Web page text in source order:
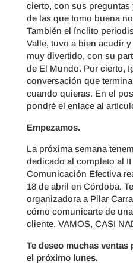
cierto, con sus
de las que tomo buena
También el ínclito
Valle, tuvo a bien acudir
muy divertido, con su
de El Mundo. Por cierto,
conversación que
cuando quieras. En el
pondré el enlace al
Empezamos.
La próxima semana
dedicado al completo al
Comunicación Efectiva
18 de abril en Córdoba.
organizadora a Pilar
cómo comunicarte de
cliente. VAMOS, CASI
Te deseo muchas ventas
el próximo lunes.